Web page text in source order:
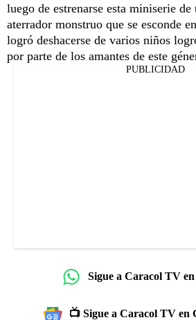
luego de estrenarse esta miniserie de
aterrador monstruo que se esconde
logró deshacerse de varios niños
por parte de los amantes de este
PUBLICIDAD
Sigue a Caracol TV
📺 Sigue a Caracol TV en